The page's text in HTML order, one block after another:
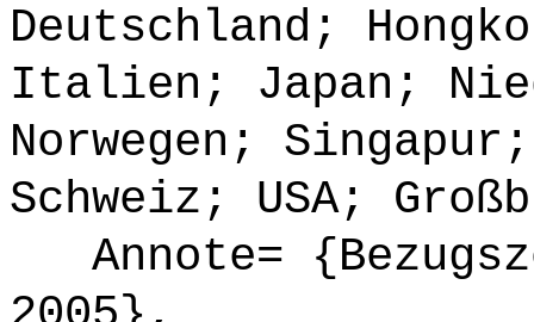
Deutschland;
Italien; Japan;
Norwegen;
Schweiz; USA;
Annote=